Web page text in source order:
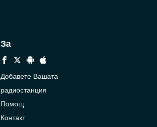
За
Добавете Вашата
радиостанция
Помощ
Контакт